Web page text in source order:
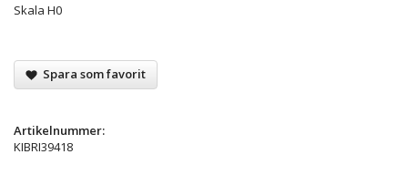
Skala H0
Spara som favorit
Artikelnummer:
KIBRI39418